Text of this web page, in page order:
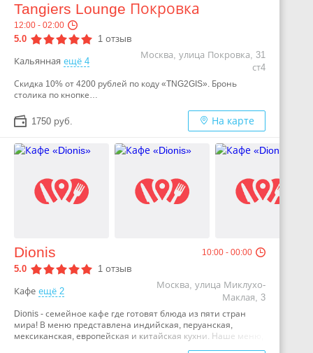
Tangiers Lounge Покровка
12:00 - 02:00
5.0 1 отзыв
Кальянная ещё 4
Москва, улица Покровка, 31
ст4
Скидка 10% от 4200 рублей по коду «TNG2GIS». Бронь
столика по кнопке…
1750 руб. На карте
Dionis 10:00 - 00:00
5.0 1 отзыв
Кафе ещё 2
Москва, улица Миклухо-
Маклая, 3
Dionis - семейное кафе где готовят блюда из пяти стран
мира! В меню представлена индийская, перуанская,
мексиканская, европейская и китайская кухни. Наше меню,